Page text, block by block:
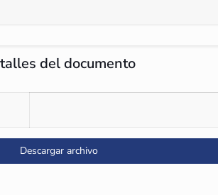
del documento
Descargar archivo